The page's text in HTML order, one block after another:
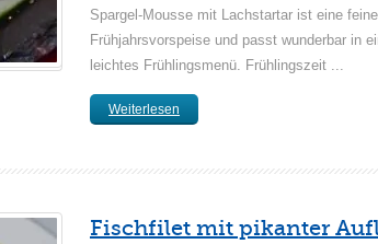
Spargel-Mousse mit Lachstartar ist eine feine
Frühjahrsvorspeise und passt wunderbar in
leichtes Frühlingsmenü. Frühlingszeit ...
Weiterlesen
Fischfilet mit pikanter